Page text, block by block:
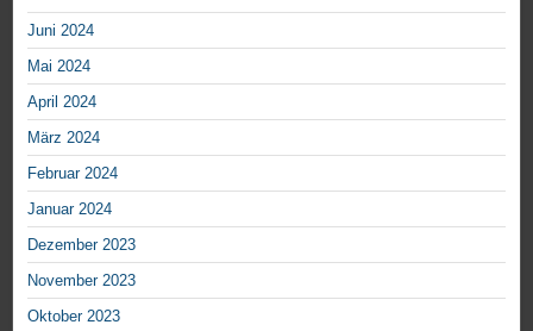
Juni 2024
Mai 2024
April 2024
März 2024
Februar 2024
Januar 2024
Dezember 2023
November 2023
Oktober 2023